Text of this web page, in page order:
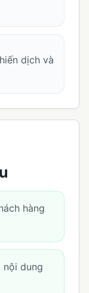
dịch và
hàng
dung